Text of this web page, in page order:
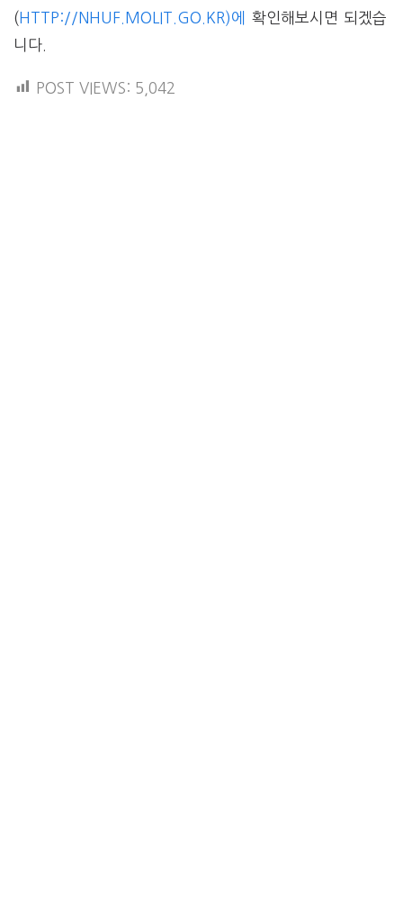
( HTTP://NHUF.MOLIT.GO.KR)에
확인해보시면 되겠습
니다.
POST VIEWS: 5,042